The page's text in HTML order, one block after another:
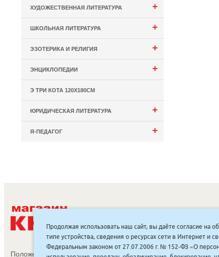
+
ХУДОЖЕСТВЕННАЯ ЛИТЕРАТУРА
+
ШКОЛЬНАЯ ЛИТЕРАТУРА
+
ЭЗОТЕРИКА И РЕЛИГИЯ
+
ЭНЦИКЛОПЕДИИ
Э ТРИ КОТА 120Х180СМ
+
ЮРИДИЧЕСКАЯ ЛИТЕРАТУРА
+
Я-ПЕДАГОГ
Положение об обработке и защите персональных данных
Продолжая использовать наш сайт, вы даёте согласие на
типе устройства, сведения о ресурсах сети в Интернет и
Федеральным законом от 27.07.2006 г. № 152-ФЗ «О